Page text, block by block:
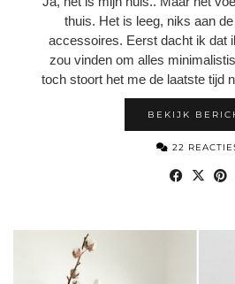
thuis. Het is leeg, niks aan
accessoires. Eerst dacht ik dat
zou vinden om alles
toch stoort het me de laatste tijd
BEKIJK
22